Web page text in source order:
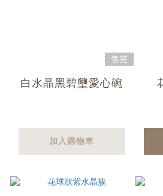
售完
白水晶黑碧壐愛心碗
加入購物車